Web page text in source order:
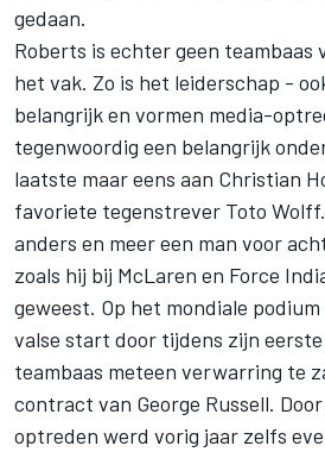
gedaan.
Roberts is echter geen teambaas
het vak. Zo is het leiderschap -
belangrijk en vormen media-
tegenwoordig een belangrijk
laatste maar eens aan Christian
favoriete tegenstrever Toto
anders en meer een man voor
zoals hij bij McLaren en Force
geweest. Op het mondiale
valse start door tijdens zijn
teambaas meteen verwarring te
contract van George Russell.
optreden werd vorig jaar zelfs